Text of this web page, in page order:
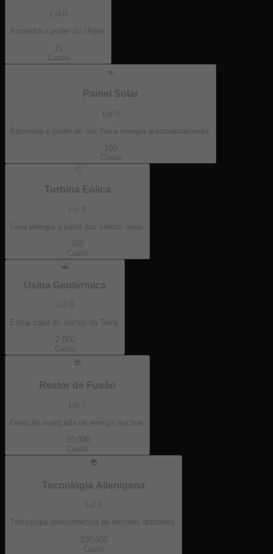
Lvl
0
Aumenta o poder do clique.
15
Custo
☀️
Painel Solar
Lvl 0
Aproveita o poder do sol. Gera energia automaticamente.
100
Custo
Turbina Eólica
Lvl 0
Gera energia a partir dos ventos neon.
500
Custo
🌋
Usina Geotérmica
Lvl
0
Extrai calor do núcleo da Terra.
2,000
Custo
☢️
Reator de Fusão
Lvl
0
Geração avançada de energia nuclear.
10,000
Custo
👽
Tecnologia Alienígena
Lvl
0
Tecnologia desconhecida de estrelas distantes.
100,000
Custo